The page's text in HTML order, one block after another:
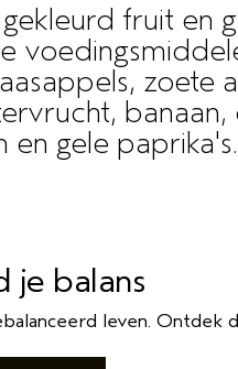
fruit en
en gele paprika's.
je balans
leven. Ontdek